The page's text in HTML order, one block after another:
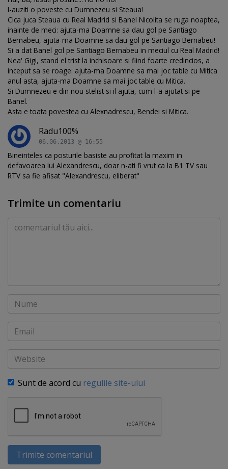
I-auziti o poveste cu Dumnezeu si Steaua!
Cica juca Steaua cu Real Madrid si Banel Nicolita se ruga noaptea,
inainte de meci: ajuta-ma Doamne sa dau gol pe Santiago
Bernabeu, ajuta-ma Doamne sa dau gol pe Santiago Bernabeu!
Si a dat Banel gol pe Santiago Bernabeu in meciul cu Real Madrid!
Nea' Gigi, stand el trist la inchisoare si fiind foarte credincios, a
inceput sa se roage: ajuta-ma Doamne sa mai joc table cu Mitica
anul asta, ajuta-ma Doamne sa mai joc table cu Mitica.
Si Dumnezeu e din nou stelist si il ajuta, cum l-a ajutat si pe
Banel.
Asta e toata povestea cu Alexnadrescu, Bendei si Mitica.
Radu100%
06.06.2013 @ 16:55
Bineinteles ca posturile basiste au profitat la maxim in
defavoarea lui Alexandrescu, doar n-ati fi vrut ca la B1 TV sau
RTV sa fie afisat "Alexandrescu, eliberat"
Trimite un comentariu
Comentariu
Nume
Email
Website
Sunt de acord cu regulile site-ului
Trimite comentariul